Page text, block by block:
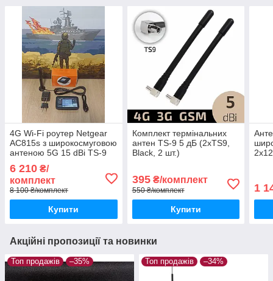
4G Wi-Fi роутер Netgear
AC815s з широкосмуговою
антеною 5G 15 dBi TS-9
на магніті
6 210 ₴/
комплект
8 100 ₴/комплект
Купити
Комплект термінальних
антен TS-9 5 дБ (2xTS9,
Black, 2 шт.)
395₴/комплект
550 ₴/комплект
Купити
1
Акційні пропозиції та новинки
Топ продажів –35% Топ продажів –34%